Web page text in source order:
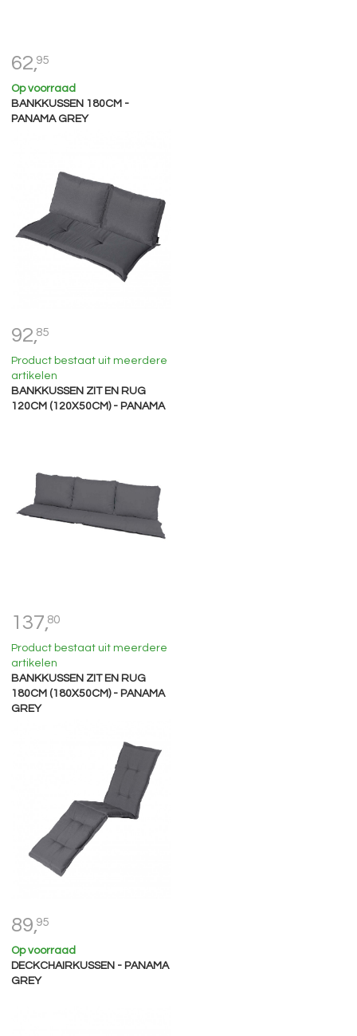
62,95
Op voorraad
BANKKUSSEN 180CM -
PANAMA GREY
92,85
Product bestaat uit meerdere
artikelen
BANKKUSSEN ZIT EN RUG
120CM (120X50CM) - PANAMA
137,80
Product bestaat uit meerdere
artikelen
BANKKUSSEN ZIT EN RUG
180CM (180X50CM) - PANAMA
GREY
89,95
Op voorraad
DECKCHAIRKUSSEN - PANAMA
GREY